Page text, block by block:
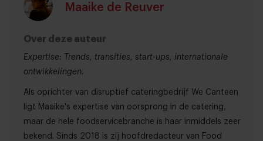
Maaike de Reuver
Over deze auteur
Expertise: Trends, transities, start-ups, internationale
ontwikkelingen.
Als oprichter van disruptief cateringbedrijf We Canteen
ligt Maaike's expertise van oorsprong in de catering,
maar de hele foodservicebranche is haar inmiddels zeer
bekend. Sinds 2018 is zij hoofdredacteur van Food